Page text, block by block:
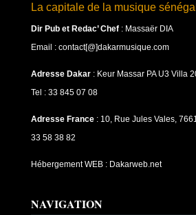
La capitale de la musique
Dir Pub et Redac’ Chef: Massaër DIA
Email : contact[@]dakarmusique.com
Adresse Dakar: Keur Massar PA U3 Villa
Tel : 33 845 07 08
Adresse France: 10, Rue Jules Vales,
33 58 38 82
Hébergement WEB : Dakarweb.net
NAVIGATION